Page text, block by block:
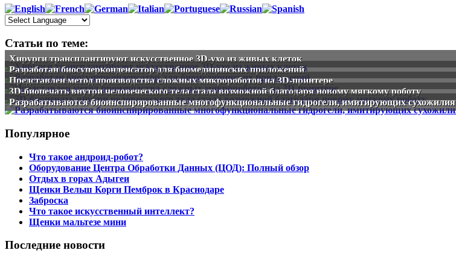
Статьи по теме:
Хирурги трансплантируют искусственное 3D-ухо из живых клеток
Разработан биосуперконденсатор для биомедицинских приложений
Представлен метод производства сложных микророботов на 3D-принтере
3D-биопечать внутри человеческого тела стала возможной благодаря новому мягкому роботу
Разрабатываются биоинспирированные многофункциональные гидрогели, имитирующих сухожилия
Популярное
Что такое андроид-робот?
Оборудование Центра Обработки Данных (ЦОД): Полный обзор
Отдых в горах Адыгеи
Щенки Вельш Корги Пемброк в Краснодаре
Заброска
Что такое искусственный интеллект?
Щенки мальтезе мини
Последние новости